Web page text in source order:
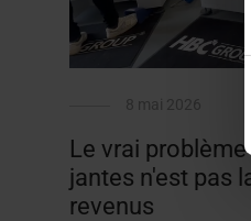
Le vrai
jantes n'est pas
revenus